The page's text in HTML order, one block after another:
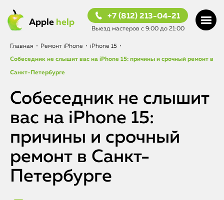
Apple help
+7 (812) 213-04-21
Выезд мастеров с 9:00 до 21:00
Главная • Ремонт iPhone • iPhone 15 •
Собеседник не слышит вас на iPhone 15: причины и срочный ремонт в
Санкт-Петербурге
Собеседник не слышит
вас на iPhone 15:
причины и срочный
ремонт в Санкт-
Петербурге